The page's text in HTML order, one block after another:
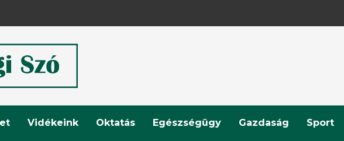
Vidékeink Oktatás Egészségügy Gazdaság Sport